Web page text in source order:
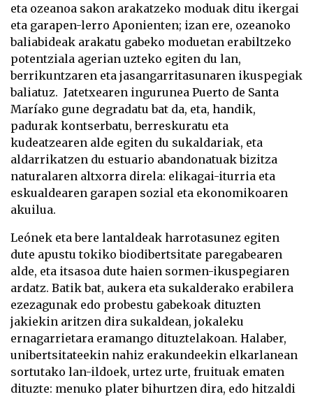
eta ozeanoa sakon arakatzeko moduak ditu ikergai
eta garapen-lerro Aponienten; izan ere, ozeanoko
baliabideak arakatu gabeko moduetan erabiltzeko
potentziala agerian uzteko egiten du lan,
berrikuntzaren eta jasangarritasunaren ikuspegiak
baliatuz. Jatetxearen ingurunea Puerto de Santa
Maríako gune degradatu bat da, eta, handik,
padurak kontserbatu, berreskuratu eta
kudeatzearen alde egiten du sukaldariak, eta
aldarrikatzen du estuario abandonatuak bizitza
naturalaren altxorra direla: elikagai-iturria eta
eskualdearen garapen sozial eta ekonomikoaren
akuilua.
Leónek eta bere lantaldeak harrotasunez egiten
dute apustu tokiko biodibertsitate paregabearen
alde, eta itsasoa dute haien sormen-ikuspegiaren
ardatz. Batik bat, aukera eta sukalderako erabilera
ezezagunak edo probestu gabekoak dituzten
jakiekin aritzen dira sukaldean, jokaleku
ernagarrietara eramango dituztelakoan. Halaber,
unibertsitateekin nahiz erakundeekin elkarlanean
sortutako lan-ildoek, urtez urte, fruituak ematen
dituzte: menuko plater bihurtzen dira, edo hitzaldi